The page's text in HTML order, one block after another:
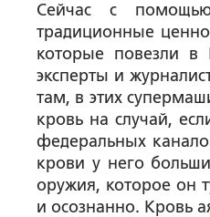
Сейчас с
традиционные
которые повезли
эксперты и
там, в этих
кровь на случай,
федеральных
крови у него
оружия, которое он
и осознанно. Кровь